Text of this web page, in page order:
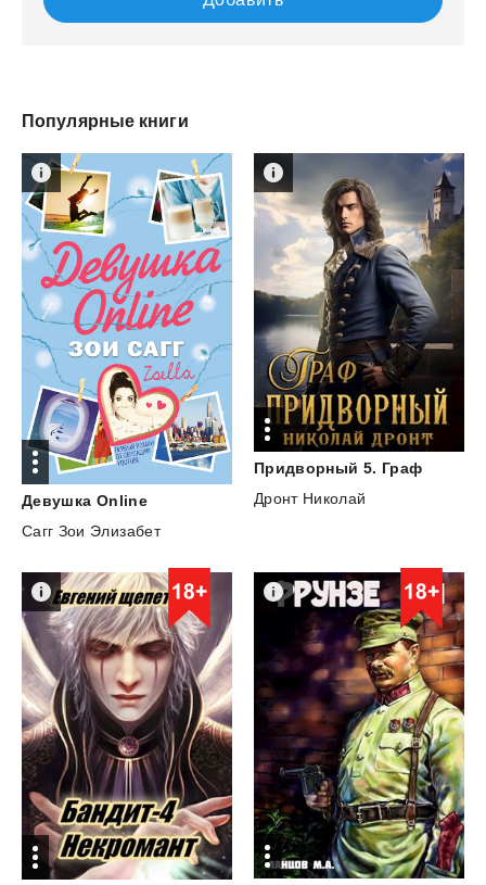
Популярные книги
Девушка Online
Сагг Зои Элизабет
Придворный 5. Граф
Дронт Николай